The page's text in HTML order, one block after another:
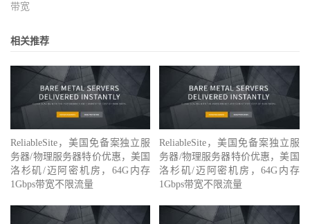
带宽
相关推荐
ReliableSite，美国免备案独立服
务器/物理服务器特价优惠，美国
洛杉矶/迈阿密机房，64G内存
1Gbps带宽不限流量
ReliableSite，美国免备案独立服
务器/物理服务器特价优惠，美国
洛杉矶/迈阿密机房，64G内存
1Gbps带宽不限流量